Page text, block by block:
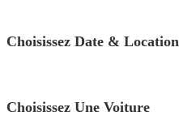
Choisissez Date & Location
Choisissez Une Voiture